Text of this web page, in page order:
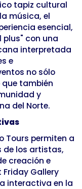
tapiz cultural
música, el
esencial,
con una
interpretada
e
no sólo
también
y
del Norte.
Tours permiten a
de los artistas,
creación e
Friday Gallery
interactiva en la